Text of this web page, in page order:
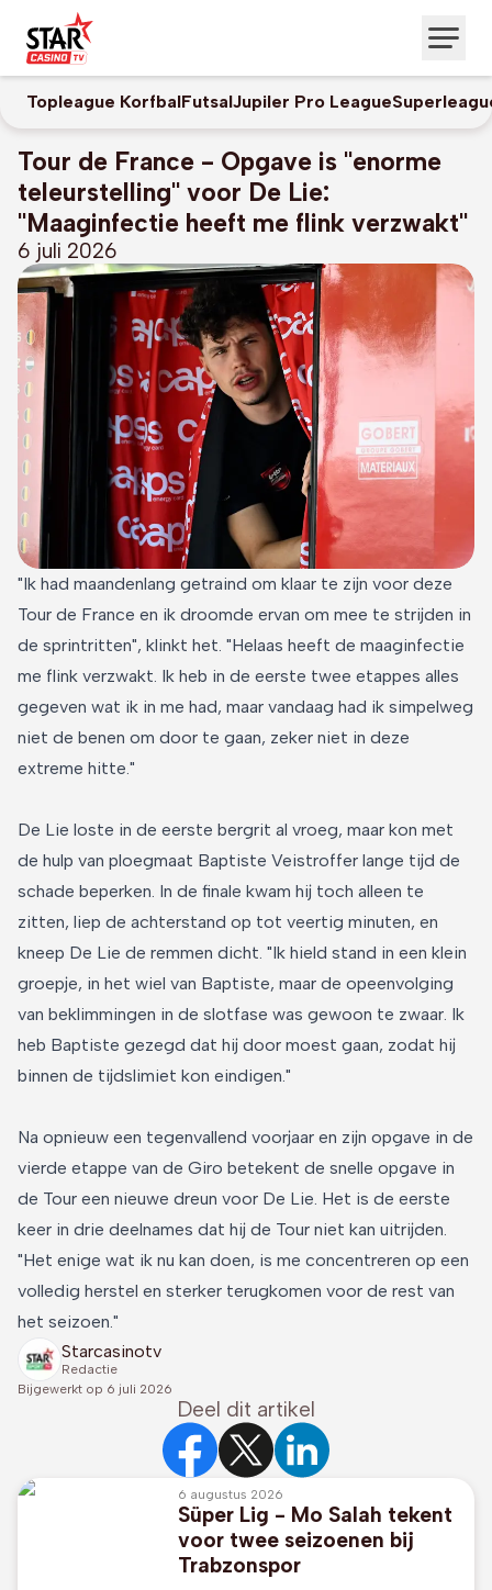
Topleague KorfbalFutsalJupiler Pro League
Tour de France - Opgave is "enorme
teleurstelling" voor De Lie:
"Maaginfectie heeft me flink verzwakt"
6 juli 2026
"Ik had maandenlang getraind om klaar te zijn voor deze
Tour de France en ik droomde ervan om mee te strijden in
de sprintritten", klinkt het. "Helaas heeft de maaginfectie
me flink verzwakt. Ik heb in de eerste twee etappes alles
gegeven wat ik in me had, maar vandaag had ik simpelweg
niet de benen om door te gaan, zeker niet in deze
extreme hitte."
De Lie loste in de eerste bergrit al vroeg, maar kon met
de hulp van ploegmaat Baptiste Veistroffer lange tijd de
schade beperken. In de finale kwam hij toch alleen te
zitten, liep de achterstand op tot veertig minuten, en
kneep De Lie de remmen dicht. "Ik hield stand in een klein
groepje, in het wiel van Baptiste, maar de opeenvolging
van beklimmingen in de slotfase was gewoon te zwaar. Ik
heb Baptiste gezegd dat hij door moest gaan, zodat hij
binnen de tijdslimiet kon eindigen."
Na opnieuw een tegenvallend voorjaar en zijn opgave in de
vierde etappe van de Giro betekent de snelle opgave in
de Tour een nieuwe dreun voor De Lie. Het is de eerste
keer in drie deelnames dat hij de Tour niet kan uitrijden.
"Het enige wat ik nu kan doen, is me concentreren op een
volledig herstel en sterker terugkomen voor de rest van
het seizoen."
Starcasinotv
Redactie
Bijgewerkt op 6 juli 2026
Deel dit artikel
6 augustus 2026
Süper Lig - Mo Salah tekent
voor twee seizoenen bij
Trabzonspor